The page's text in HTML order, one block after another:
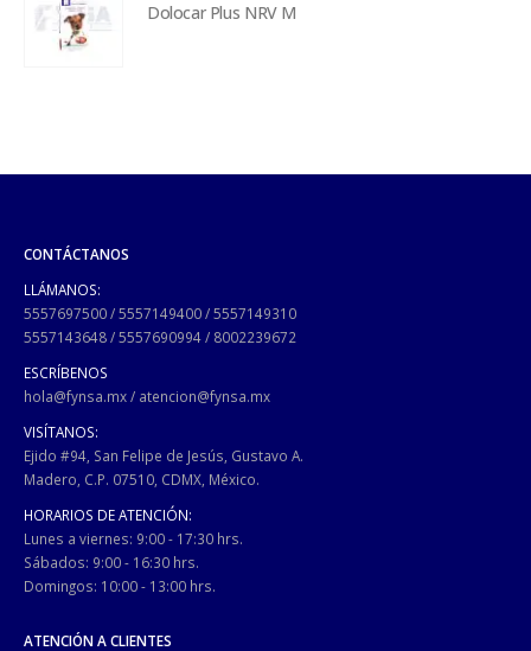
Dolocar Plus NRV M
CONTÁCTANOS
LLÁMANOS:
5557697500/5557149400/5557149310
5557143648/5557690994/ 8002239672
ESCRÍBENOS
hola@fynsa.mx/ atencion@fynsa.mx
VISÍTANOS:
Ejido #94, San Felipe de Jesús, Gustavo A.
Madero, C.P. 07510, CDMX, México.
HORARIOS DE ATENCIÓN:
Lunes a viernes: 9:00 - 17:30 hrs.
Sábados: 9:00 - 16:30 hrs.
Domingos: 10:00 - 13:00 hrs.
ATENCIÓN A CLIENTES